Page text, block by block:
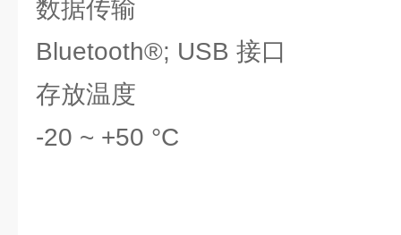
数据传输
Bluetooth®; USB 接口
存放温度
-20 ~ +50 °C